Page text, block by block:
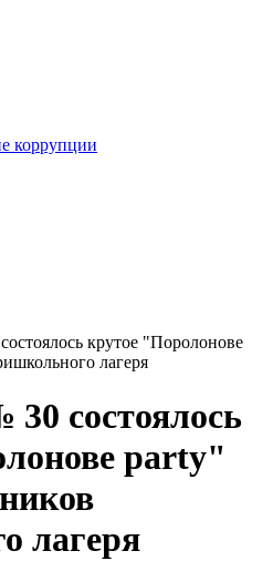
коррупции
крутое "Поролонове
лагеря
состоялось
party"
лагеря